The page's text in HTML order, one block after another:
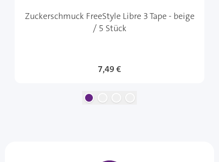
Zuckerschmuck FreeStyle Libre 3 Tape - beige
/ 5 Stück
7,49 €